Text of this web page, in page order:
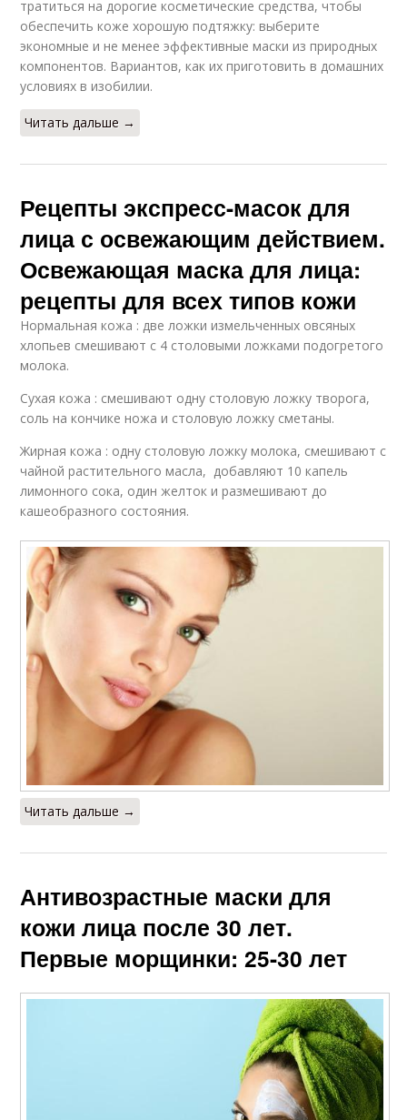
тратиться на дорогие косметические средства, чтобы
обеспечить коже хорошую подтяжку: выберите
экономные и не менее эффективные маски из природных
компонентов. Вариантов, как их приготовить в домашних
условиях в изобилии.
Читать дальше →
Рецепты экспресс-масок для
лица с освежающим действием.
Освежающая маска для лица:
рецепты для всех типов кожи
Нормальная кожа : две ложки измельченных овсяных
хлопьев смешивают с 4 столовыми ложками подогретого
молока.
Сухая кожа : смешивают одну столовую ложку творога,
соль на кончике ножа и столовую ложку сметаны.
Жирная кожа : одну столовую ложку молока, смешивают с
чайной растительного масла, добавляют 10 капель
лимонного сока, один желток и размешивают до
кашеобразного состояния.
Читать дальше →
Антивозрастные маски для
кожи лица после 30 лет.
Первые морщинки: 25-30 лет